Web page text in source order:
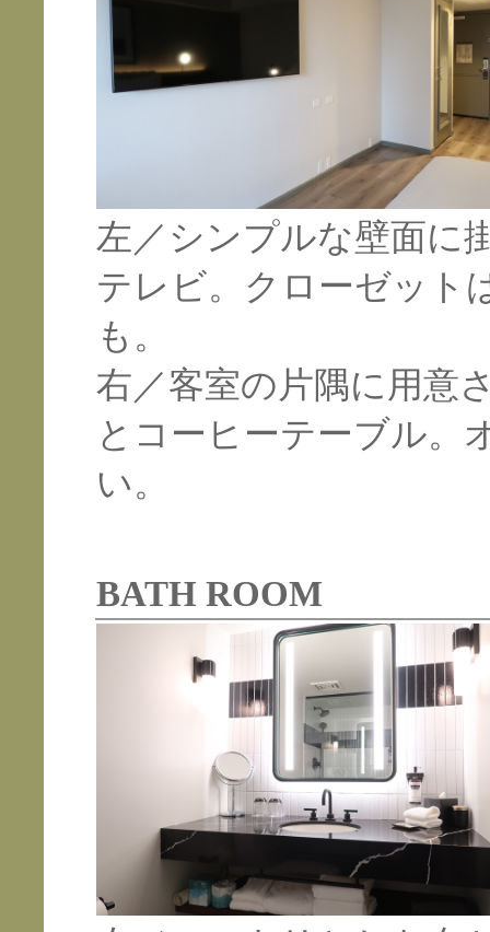
左／シンプルな壁面に
テレビ。クローゼット
も。
右／客室の片隅に用意
とコーヒーテーブル。
い。
BATH ROOM